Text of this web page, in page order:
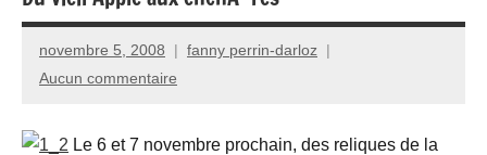
novembre 5, 2008
fanny perrin-darloz
Aucun commentaire
Le 6 et 7 novembre prochain, des reliques de la